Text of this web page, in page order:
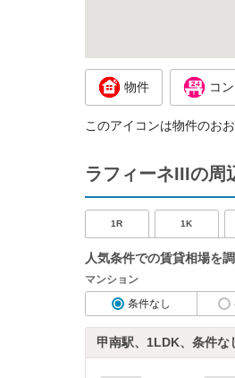
物件 コ
このアイコンは物件のお
ラフィーネIIIの周
1R 1K
人気条件での賃貸相場を
マンション
条件なし
甲南駅、1LDK、条件な